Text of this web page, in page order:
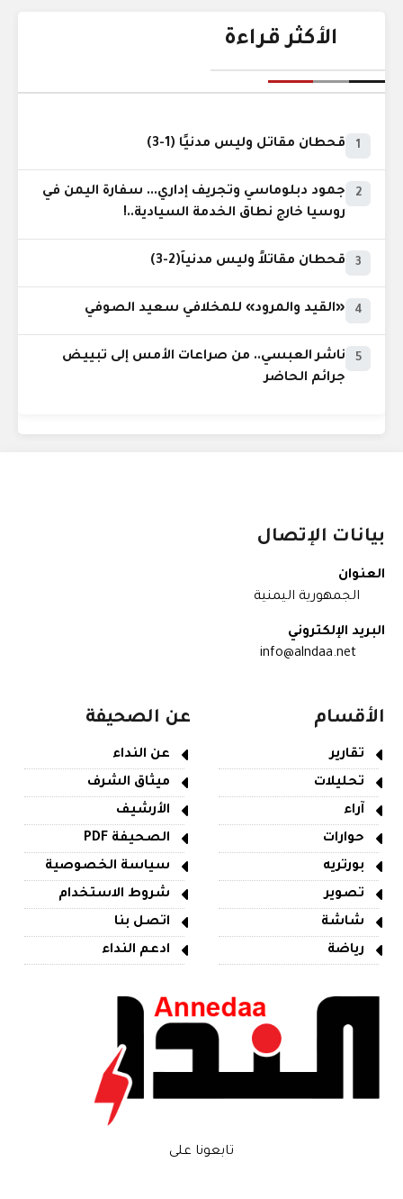
الأكثر قراءة
1 قحطان مقاتل وليس مدنيًا (1-3)
2
جمود دبلوماسي وتجريف إداري... سفارة اليمن في
روسيا خارج نطاق الخدمة السيادية..!
3 قحطان مقاتلاً وليس مدنياً(2-3)
4 «القيد والمرود» للمخلافي سعيد الصوفي
5
ناشر العبسي.. من صراعات الأمس إلى تبييض
جرائم الحاضر
بيانات الإتصال
العنوان
الجمهورية اليمنية
البريد الإلكتروني
info@alndaa.net
الأقسام
تقارير
تحليلات
آراء
حوارات
بورتريه
تصوير
شاشة
رياضة
عن الصحيفة
عن النداء
ميثاق الشرف
الأرشيف
الصحيفة PDF
سياسة الخصوصية
شروط الاستخدام
اتصل بنا
ادعم النداء
تابعونا على